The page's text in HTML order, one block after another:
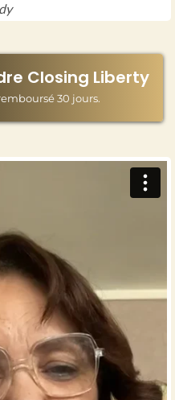
Closing Liberty
30 jours.